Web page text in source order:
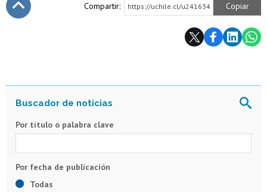
Compartir: https://uchile.cl/u241634 Copiar
Por título o palabra clave
Todas